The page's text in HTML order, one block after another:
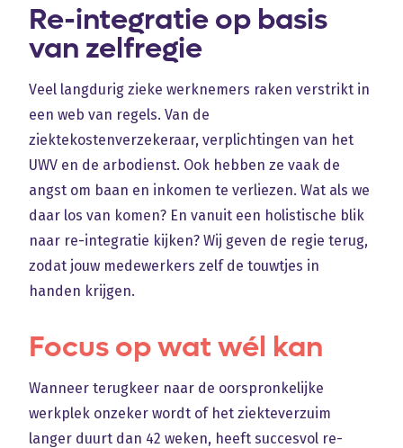
Re-integratie op basis
van zelfregie
Veel langdurig zieke werknemers raken verstrikt in
een web van regels. Van de
ziektekostenverzekeraar, verplichtingen van het
UWV en de arbodienst. Ook hebben ze vaak de
angst om baan en inkomen te verliezen. Wat als we
daar los van komen? En vanuit een holistische blik
naar re-integratie kijken? Wij geven de regie terug,
zodat jouw medewerkers zelf de touwtjes in
handen krijgen.
Focus op wat wél kan
Wanneer terugkeer naar de oorspronkelijke
werkplek onzeker wordt of het ziekteverzuim
langer duurt dan 42 weken, heeft succesvol re-